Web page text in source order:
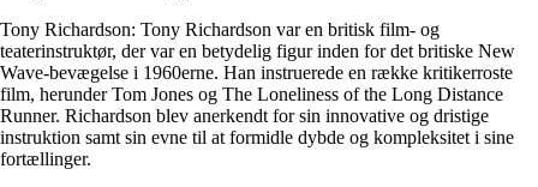
Tony Richardson: Tony Richardson var en britisk film- og
teaterinstruktør, der var en betydelig figur inden for det britiske New
Wave-bevægelse i 1960erne. Han instruerede en række kritikerroste
film, herunder Tom Jones og The Loneliness of the Long Distance
Runner. Richardson blev anerkendt for sin innovative og dristige
instruktion samt sin evne til at formidle dybde og kompleksitet i sine
fortællinger.